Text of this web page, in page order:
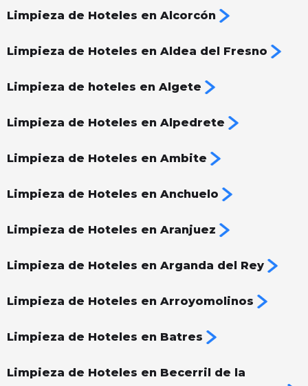
Limpieza de Hoteles en Alcorcón
Limpieza de Hoteles en Aldea del Fresno
Limpieza de hoteles en Algete
Limpieza de Hoteles en Alpedrete
Limpieza de Hoteles en Ambite
Limpieza de Hoteles en Anchuelo
Limpieza de Hoteles en Aranjuez
Limpieza de Hoteles en Arganda del Rey
Limpieza de Hoteles en Arroyomolinos
Limpieza de Hoteles en Batres
Limpieza de Hoteles en Becerril de la